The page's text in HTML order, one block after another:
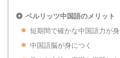
ベルリッツ中国語のメリット
短期間で確かな中国語力が身
中国語脳が身につく